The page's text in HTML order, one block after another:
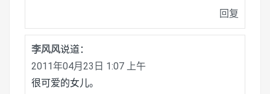
回复
李风风说道：
2011年04月23日 1:07 上午
很可爱的女儿。